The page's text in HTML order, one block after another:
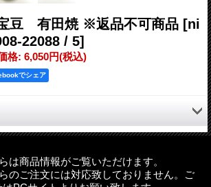
豆 有田焼 ※返品不可商品 [ni
22088 / 5]
格: 6,050円(税込)
でシェア
。
れる方にも気軽にお使いいただける人気の
は商品情報がご覧いただけます。
のご注文には対応致しておりません。ご